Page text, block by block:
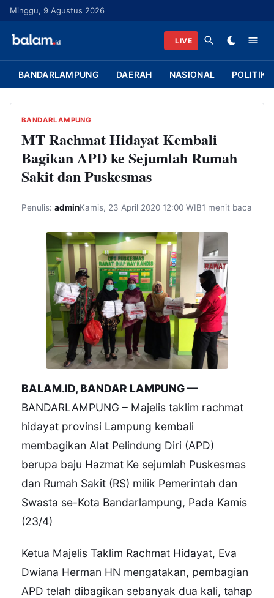
u
Minggu, 9 Agustus 2026
LIVE
BANDARLAMPUNG DAERAH NASIONAL POLITIK
BANDARLAMPUNG
MT Rachmat Hidayat Kembali
Bagikan APD ke Sejumlah Rumah
Sakit dan Puskesmas
Penulis: adminKamis, 23 April 2020 12:00 WIB1 menit baca
BALAM.ID, BANDAR LAMPUNG —
BANDARLAMPUNG – Majelis taklim rachmat
hidayat provinsi Lampung kembali
membagikan Alat Pelindung Diri (APD)
berupa baju Hazmat Ke sejumlah Puskesmas
dan Rumah Sakit (RS) milik Pemerintah dan
Swasta se-Kota Bandarlampung, Pada Kamis
(23/4)
Ketua Majelis Taklim Rachmat Hidayat, Eva
Dwiana Herman HN mengatakan, pembagian
APD telah dibagikan sebanyak dua kali, tahap